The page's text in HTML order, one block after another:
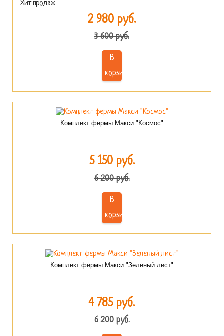
Хит продаж
2 980 руб.
3 600 руб.
В
корзину
Комплект фермы Макси "Космос"
5 150 руб.
6 200 руб.
В
корзину
Комплект фермы Макси "Зеленый лист"
4 785 руб.
6 200 руб.